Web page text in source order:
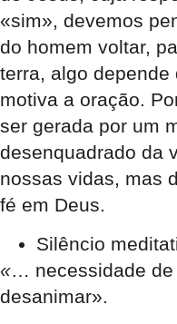
«sim», devemos
do homem voltar,
terra, algo depende
motiva a oração.
ser gerada por um
desenquadrado da
nossas vidas, mas
fé em Deus.
Silêncio
«… necessidade de
desanimar».